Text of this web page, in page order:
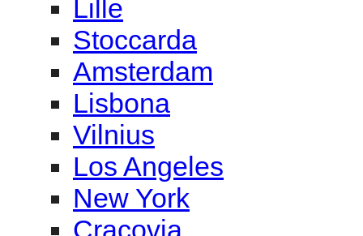
Lille
Stoccarda
Amsterdam
Lisbona
Vilnius
Los Angeles
New York
Cracovia